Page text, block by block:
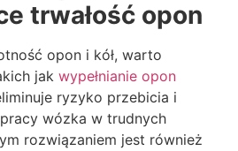
trwałość opon
opon i kół, warto
jak wypełnianie opon
ryzyko przebicia i
wózka w trudnych
rozwiązaniem jest również